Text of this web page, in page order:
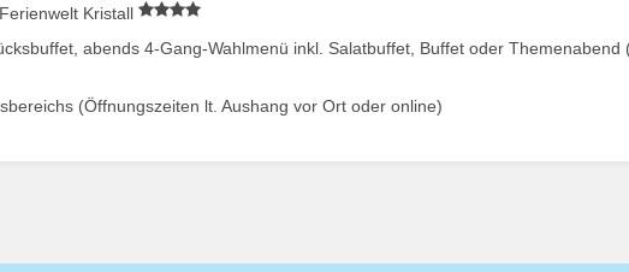
Kristall
abends 4-Gang-Wahlmenü inkl. Salatbuffet, Buffet oder Themenabend
(Öffnungszeiten lt. Aushang vor Ort oder online)